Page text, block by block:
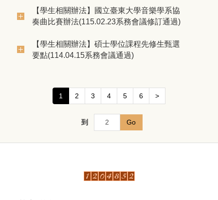
【學生相關辦法】國立臺東大學音樂學系協
奏曲比賽辦法(115.02.23系務會議修訂通過)
【學生相關辦法】碩士學位課程先修生甄選
要點(114.04.15系務會議通過)
1 2 3 4 5 6 >
到 Go